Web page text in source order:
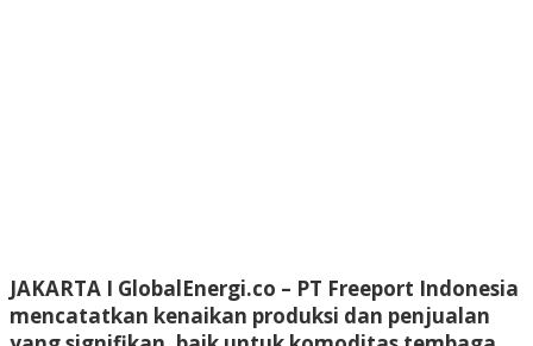
JAKARTA I GlobalEnergi.co – PT Freeport Indonesia
mencatatkan kenaikan produksi dan penjualan